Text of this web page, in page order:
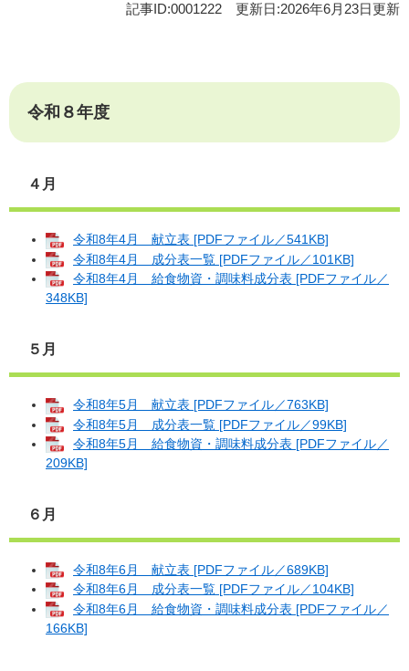
記事ID:0001222 更新日:2026年6月23日更新
令和８年度
４月
令和8年4月 献立表 [PDFファイル／541KB]
令和8年4月 成分表一覧 [PDFファイル／101KB]
令和8年4月 給食物資・調味料成分表 [PDFファイル／
348KB]
５月
令和8年5月 献立表 [PDFファイル／763KB]
令和8年5月 成分表一覧 [PDFファイル／99KB]
令和8年5月 給食物資・調味料成分表 [PDFファイル／
209KB]
６月
令和8年6月 献立表 [PDFファイル／689KB]
令和8年6月 成分表一覧 [PDFファイル／104KB]
令和8年6月 給食物資・調味料成分表 [PDFファイル／
166KB]